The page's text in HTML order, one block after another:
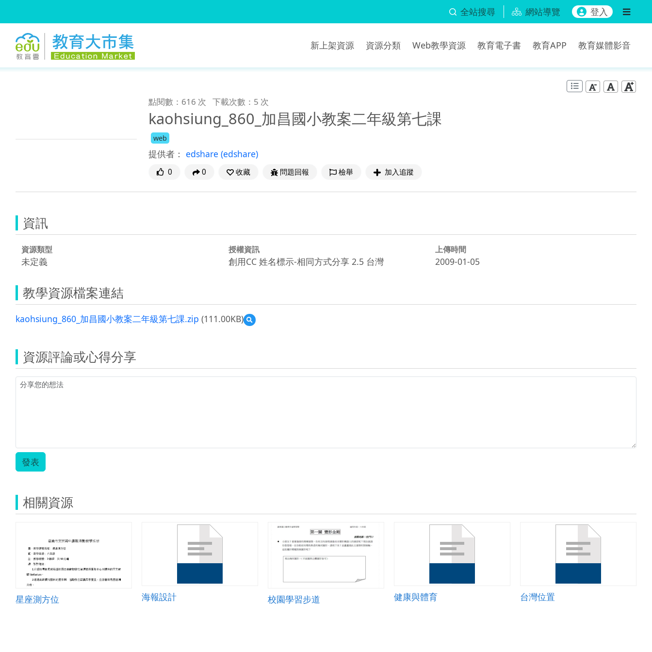
全站搜尋 網站導覽 登入
新上架資源 資源分類 Web教學資源 教育電子書 教育APP 教育媒體影音
點閱數：616 次 下載次數：5 次
kaohsiung_860_加昌國小教案二年級第七課
web
提供者： edshare (edshare)
0 0 收藏 問題回報 檢舉 加入追蹤
資訊
資源類型
未定義
授權資訊
創用CC 姓名標示-相同方式分享 2.5 台灣
上傳時間
2009-01-05
教學資源檔案連結
kaohsiung_860_加昌國小教案二年級第七課.zip (111.00KB)
預
覽
小
課.zip
資源評論或心得分享
發表
相關資源
星座測方位 海報設計 校園學習步道 健康與體育 台灣位置